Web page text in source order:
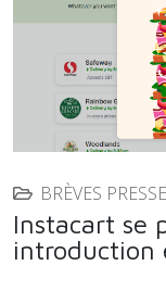
BRÈVES PRESSE
Instacart se
introduction